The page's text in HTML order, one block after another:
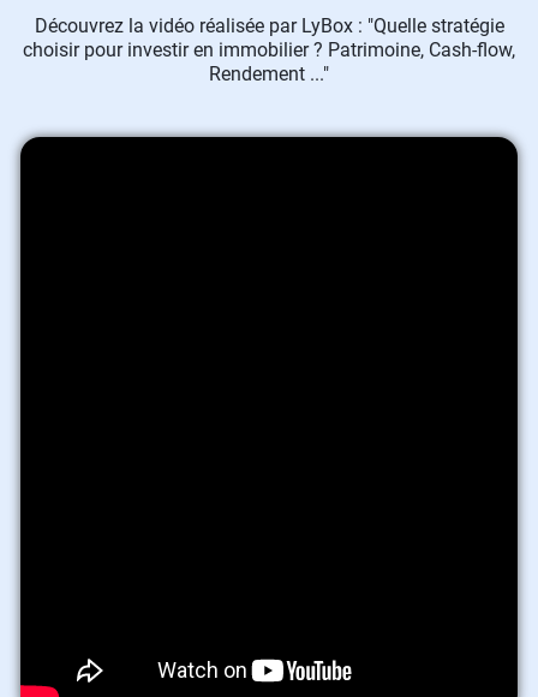
Découvrez la vidéo réalisée par LyBox : "Quelle stratégie
choisir pour investir en immobilier ? Patrimoine, Cash-flow,
Rendement ..."